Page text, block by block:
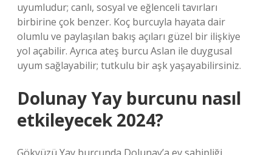
uyumludur; canlı, sosyal ve eğlenceli tavırları
birbirine çok benzer. Koç burcuyla hayata dair
olumlu ve paylaşılan bakış açıları güzel bir ilişkiye
yol açabilir. Ayrıca ateş burcu Aslan ile duygusal
uyum sağlayabilir; tutkulu bir aşk yaşayabilirsiniz.
Dolunay Yay burcunu nasıl
etkileyecek 2024?